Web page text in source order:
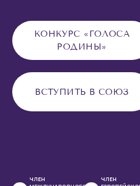
КОНКУРС «ГОЛОСА
РОДИНЫ»
ВСТУПИТЬ В СОЮЗ
ЧЛЕН
ЧЛЕН